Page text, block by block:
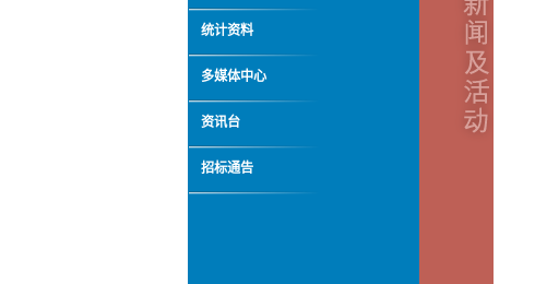
统计资料
多媒体中心
资讯台
招标通告